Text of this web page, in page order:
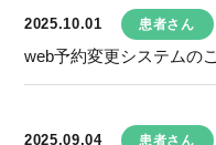
2025.10.01 患者さん
web予約変更システムの
2025.09.04 患者さん